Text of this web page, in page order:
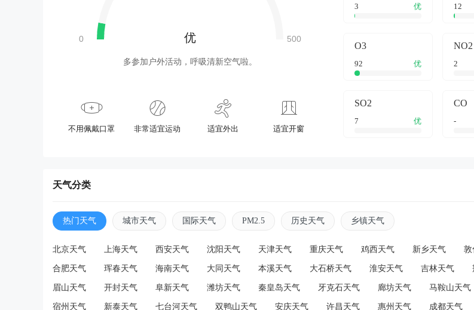
优
多参加户外活动，呼吸清新空气啦。
不用佩戴口罩 非常适宜运动 适宜外出 适宜开窗
3 优 12
O3
92 优
NO2
2
SO2
7 优
CO
-
天气分类
热门天气 城市天气 国际天气 PM2.5 历史天气 乡镇天气
北京天气 上海天气 西安天气 沈阳天气 天津天气 重庆天气 鸡西天气 新乡天气 敦
合肥天气 珲春天气 海南天气 大同天气 本溪天气 大石桥天气 淮安天气 吉林天气
眉山天气 开封天气 阜新天气 潍坊天气 秦皇岛天气 牙克石天气 廊坊天气 马鞍山天气
宿州天气 新泰天气 七台河天气 双鸭山天气 安庆天气 许昌天气 惠州天气 成都天气